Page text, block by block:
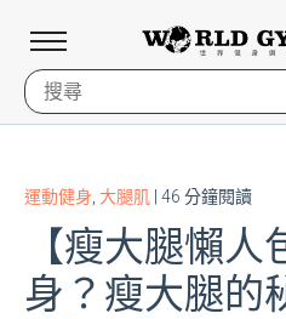
運動健身 大腿肌 | 46 分鐘閱讀
【瘦大腿懶
身？瘦大腿的